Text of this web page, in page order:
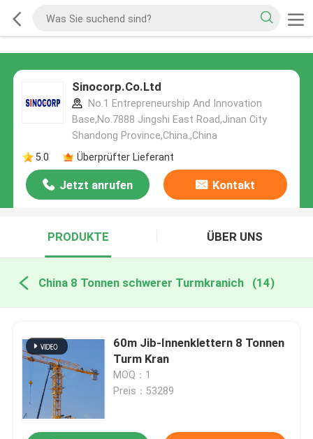
Sinocorp.Co.Ltd
No.1 Entrepreneurship And Innovation
Base,No.7888 Jingshi East Road,Jinan City
Shandong Province,China.,China
5.0
Überprüfter Lieferant
Jetzt anrufen Kontakt
PRODUKTE ÜBER UNS
China 8 Tonnen schwerer Turmkranich (14)
60m Jib-Innenklettern 8 Tonnen
Turm Kran
MOQ：1
Preis：53289